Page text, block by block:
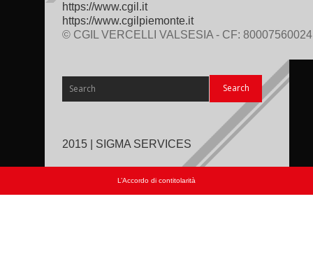
https://www.cgil.it
https://www.cgilpiemonte.it
© CGIL VERCELLI VALSESIA - CF: 80007560024
2015 | SIGMA SERVICES
L’Accordo di contitolarità